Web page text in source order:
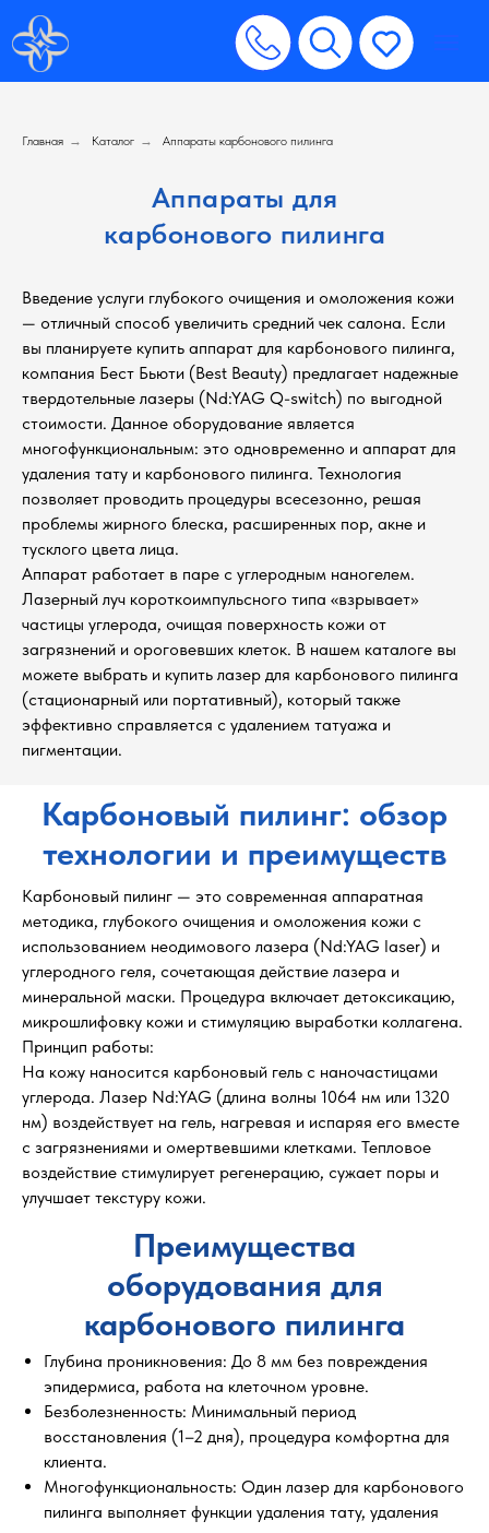
Главная → Каталог → Аппараты карбонового пилинга
Аппараты для
карбонового пилинга
Введение услуги глубокого очищения и омоложения кожи
— отличный способ увеличить средний чек салона. Если
вы планируете купить аппарат для карбонового пилинга,
компания Бест Бьюти (Best Beauty) предлагает надежные
твердотельные лазеры (Nd:YAG Q-switch) по выгодной
стоимости. Данное оборудование является
многофункциональным: это одновременно и аппарат для
удаления тату и карбонового пилинга. Технология
позволяет проводить процедуры всесезонно, решая
проблемы жирного блеска, расширенных пор, акне и
тусклого цвета лица.
Аппарат работает в паре с углеродным наногелем.
Лазерный луч короткоимпульсного типа «взрывает»
частицы углерода, очищая поверхность кожи от
загрязнений и ороговевших клеток. В нашем каталоге вы
можете выбрать и купить лазер для карбонового пилинга
(стационарный или портативный), который также
эффективно справляется с удалением татуажа и
пигментации.
Карбоновый пилинг: обзор
технологии и преимуществ
Карбоновый пилинг — это современная аппаратная
методика, глубокого очищения и омоложения кожи с
использованием неодимового лазера (Nd:YAG laser) и
углеродного геля, сочетающая действие лазера и
минеральной маски. Процедура включает детоксикацию,
микрошлифовку кожи и стимуляцию выработки коллагена.
Принцип работы:
На кожу наносится карбоновый гель с наночастицами
углерода. Лазер Nd:YAG (длина волны 1064 нм или 1320
нм) воздействует на гель, нагревая и испаряя его вместе
с загрязнениями и омертвевшими клетками. Тепловое
воздействие стимулирует регенерацию, сужает поры и
улучшает текстуру кожи.
Преимущества
оборудования для
карбонового пилинга
Глубина проникновения: До 8 мм без повреждения
эпидермиса, работа на клеточном уровне.
Безболезненность: Минимальный период
восстановления (1–2 дня), процедура комфортна для
клиента.
Многофункциональность: Один лазер для карбонового
пилинга выполняет функции удаления тату, удаления